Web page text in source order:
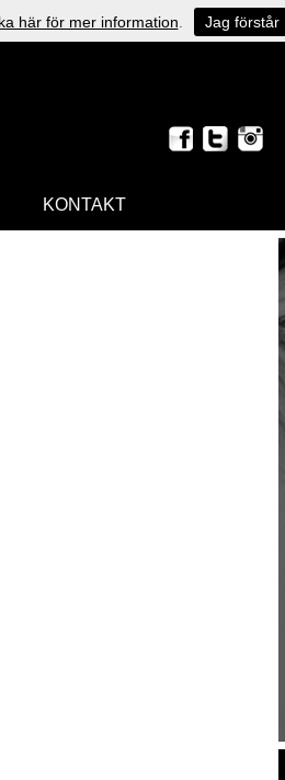
KONTAKT
här för mer information Jag förstår